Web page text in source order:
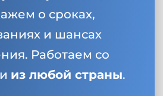
о сроках,
и шансах
Работаем со
из любой страны.